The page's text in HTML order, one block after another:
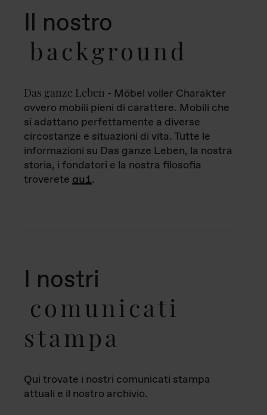
Il nostro
background
Das ganze Leben - Möbel voller Charakter
ovvero mobili pieni di carattere. Mobili che
si adattano perfettamente a diverse
circostanze e situazioni di vita. Tutte le
informazioni su Das ganze Leben, la nostra
storia, i fondatori e la nostra filosofia
troverete qui.
I nostri
comunicati
stampa
Qui trovate i nostri comunicati stampa
attuali e il nostro archivio.